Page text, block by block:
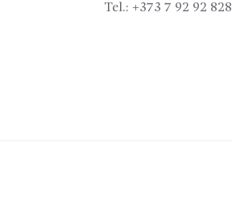
Tel.: +373 7 92 92 828